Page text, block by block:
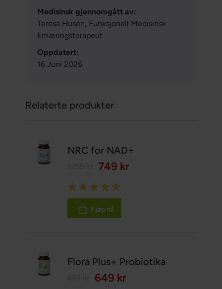
Medisinsk gjennomgått av:
Teresa Husén, Funksjonell Medisinsk
Ernæringsterapeut
Oppdatert:
16 Juni 2026
Relaterte produkter
NRC for NAD+
749 kr
Rating:
100%
Kjøp nå
Flora Plus+ Probiotika
649 kr